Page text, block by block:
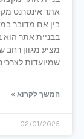
אתר אינטרנט מקצועי
בין אם מדובר
בבניית אתר הוא
מציע מגוון רחב של
שמיועדות לצרכים
המשך לקרוא »
02/01/2025